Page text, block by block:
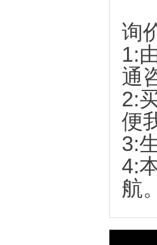
询
1:
通
2:
便
3:
4:
航